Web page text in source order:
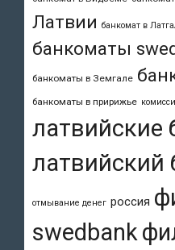
Латвии банкомат в
банкоматы
банкоматы в Земгале
банкоматы в пририжье
латвийские
латвийский
отмывание денег россия
swedbank